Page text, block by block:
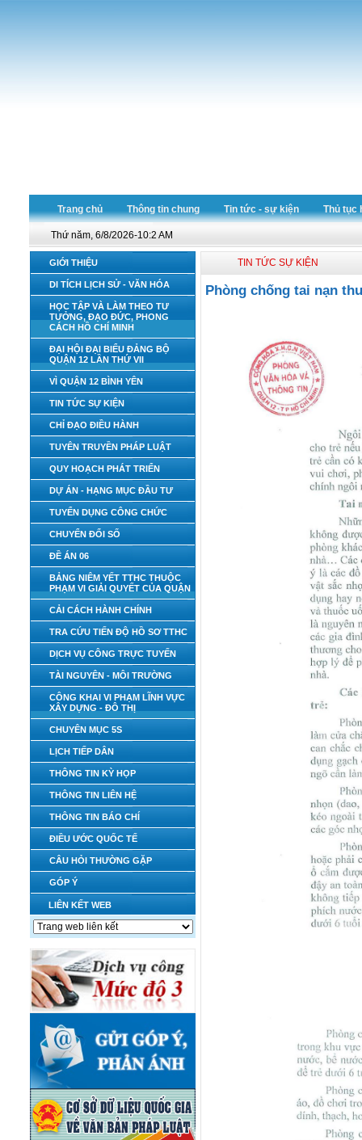
Trang chủ Thông tin chung Tin tức - sự kiện Thủ tục
Thứ năm, 6/8/2026-10:2 AM
GIỚI THIỆU
DI TÍCH LỊCH SỬ - VĂN HÓA
HỌC TẬP VÀ LÀM THEO TƯ
TƯỞNG, ĐẠO ĐỨC, PHONG
CÁCH HỒ CHÍ MINH
ĐẠI HỘI ĐẠI BIỂU ĐẢNG BỘ
QUẬN 12 LẦN THỨ VII
VÌ QUẬN 12 BÌNH YÊN
TIN TỨC SỰ KIỆN
CHỈ ĐẠO ĐIỀU HÀNH
TUYÊN TRUYỀN PHÁP LUẬT
QUY HOẠCH PHÁT TRIỂN
DỰ ÁN - HẠNG MỤC ĐẦU TƯ
TUYỂN DỤNG CÔNG CHỨC
CHUYỂN ĐỔI SỐ
ĐỀ ÁN 06
BẢNG NIÊM YẾT TTHC THUỘC
PHẠM VI GIẢI QUYẾT CỦA QUẬN
CẢI CÁCH HÀNH CHÍNH
TRA CỨU TIẾN ĐỘ HỒ SƠ TTHC
DỊCH VỤ CÔNG TRỰC TUYẾN
TÀI NGUYÊN - MÔI TRƯỜNG
CÔNG KHAI VI PHẠM LĨNH VỰC
XÂY DỰNG - ĐÔ THỊ
CHUYÊN MỤC 5S
LỊCH TIẾP DÂN
THÔNG TIN KỲ HỌP
THÔNG TIN LIÊN HỆ
THÔNG TIN BÁO CHÍ
ĐIỀU ƯỚC QUỐC TẾ
CÂU HỎI THƯỜNG GẶP
GÓP Ý
LIÊN KẾT WEB
TIN TỨC SỰ KIỆN
Phòng chống tai nạn